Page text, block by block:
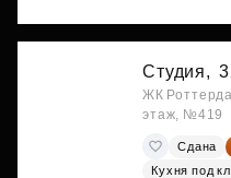
Студия,
ЖК
этаж, №419
Сдана
Кухня под